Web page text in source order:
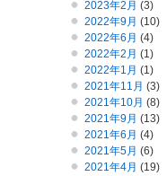
2023年2月 (3)
2022年9月 (10)
2022年6月 (4)
2022年2月 (1)
2022年1月 (1)
2021年11月 (3)
2021年10月 (8)
2021年9月 (13)
2021年6月 (4)
2021年5月 (6)
2021年4月 (19)